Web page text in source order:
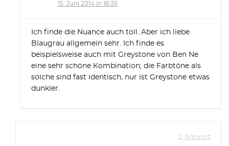
15. Juni 2014 in 16:35
Ich finde die Nuance auch toll. Aber ich liebe
Blaugrau allgemein sehr. Ich finde es
beispielsweise auch mit Greystone von Ben Ne
eine sehr schöne Kombination; die Farbtöne als
solche sind fast identisch, nur ist Greystone etwas
dunkler.
Antwort